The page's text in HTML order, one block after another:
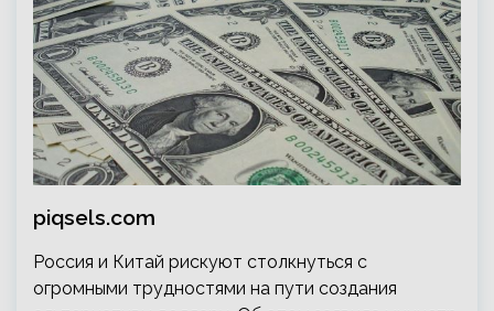
piqsels.com
Россия и Китай рискуют столкнуться с
огромными трудностями на пути создания